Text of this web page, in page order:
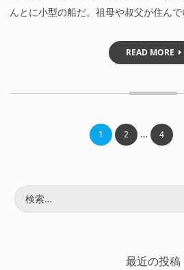
んとに小型の船だ。祖母や叔父が住ん
READ MORE
稿
1 2 … 4
最近の投稿